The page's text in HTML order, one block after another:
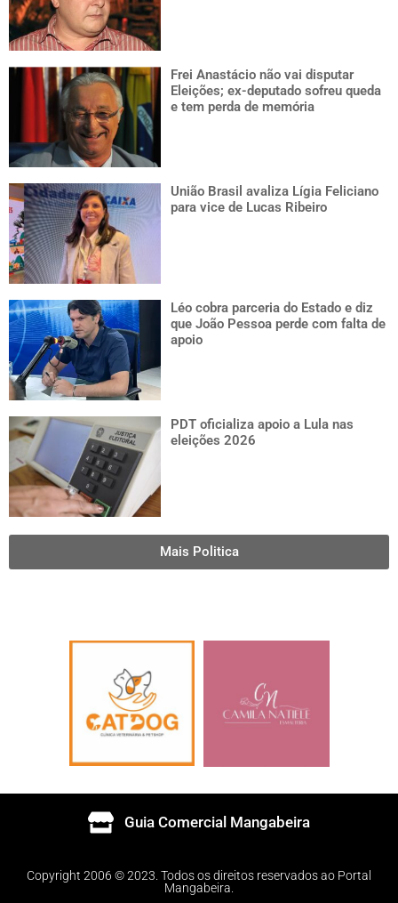
Frei Anastácio não vai disputar
Eleições; ex-deputado sofreu queda
e tem perda de memória
União Brasil avaliza Lígia Feliciano
para vice de Lucas Ribeiro
Léo cobra parceria do Estado e diz
que João Pessoa perde com falta de
apoio
PDT oficializa apoio a Lula nas
eleições 2026
Mais Politica
Guia Comercial Mangabeira
Copyright 2006 © 2023. Todos os direitos reservados ao Portal
Mangabeira.